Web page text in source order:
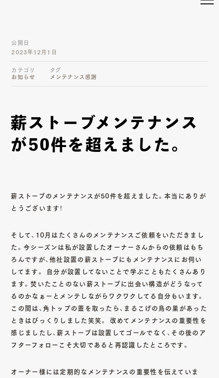
TOP ABOUT
SERVICE
サービス詳細
04
ITEM
商品一覧
05
WORKS
施工一覧
06
MAGAZINE
読み物一覧
公開日
2023年12月1日
カテゴリ
お知らせ
タグ
メンテナンス感謝
薪ストーブメンテナンス
が50件を超えました。
薪ストーブのメンテナンスが50件を超えました。本当にありが
とうございます！
そして、10月はたくさんのメンテナンスご依頼をいただきまし
た。今シーズンは私が設置したオーナーさんからの依頼はもち
ろんですが、他社設置の薪ストーブにもメンテナンスにお伺い
してます。 自分が設置してないことで学ぶこともたくさんあり
ます。焚いたことのない薪ストーブに出会い構造がどうなって
るのかなぁーとメンテしながらワクワクしてる自分もいます。
この間は、角トップの蓋を取ったら、まるこげの鳥の巣があった
ときはびっくりしました笑笑。 改めてメンテナンスの重要性を
感じましたし、薪ストーブは設置してゴールでなく、その後のア
フターフォローこそ大切であると再認識したところです。
オーナー様には定期的なメンテナンスの重要性を伝えていま